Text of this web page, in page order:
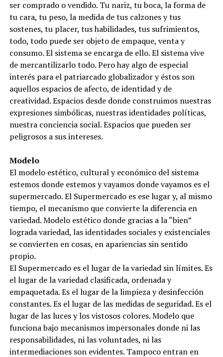
ser comprado o vendido. Tu nariz, tu boca, la forma de
tu cara, tu peso, la medida de tus calzones y tus
sostenes, tu placer, tus habilidades, tus sufrimientos,
todo, todo puede ser objeto de empaque, venta y
consumo. El sistema se encarga de ello. El sistema vive
de mercantilizarlo todo. Pero hay algo de especial
interés para el patriarcado globalizador y éstos son
aquellos espacios de afecto, de identidad y de
creatividad. Espacios desde donde construimos nuestras
expresiones simbólicas, nuestras identidades políticas,
nuestra conciencia social. Espacios que pueden ser
peligrosos a sus intereses.
Modelo
El modelo estético, cultural y económico del sistema
estemos donde estemos y vayamos donde vayamos es el
supermercado. El Supermercado es ese lugar y, al mismo
tiempo, el mecanismo que convierte la diferencia en
variedad. Modelo estético donde gracias a la “bien”
lograda variedad, las identidades sociales y existenciales
se convierten en cosas, en apariencias sin sentido
propio.
El Supermercado es el lugar de la variedad sin límites. Es
el lugar de la variedad clasificada, ordenada y
empaquetada. Es el lugar de la limpieza y desinfección
constantes. Es el lugar de las medidas de seguridad. Es el
lugar de las luces y los vistosos colores. Modelo que
funciona bajo mecanismos impersonales donde ni las
responsabilidades, ni las voluntades, ni las
intermediaciones son evidentes. Tampoco entran en